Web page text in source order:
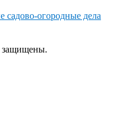
огородные дела
защищены.